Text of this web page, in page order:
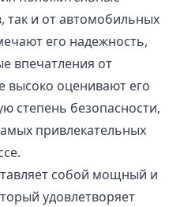
так и от автомобильных
его надежность,
впечатления от
высоко оценивают его
степень безопасности,
привлекательных
собой мощный и
удовлетворяет